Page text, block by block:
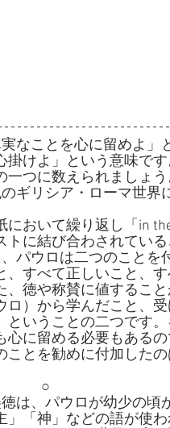
なことを心に留めよ」
けよ」という意味で
つに数えられましょ
ギリシア・ローマ世界
おいて繰り返し「in
トに結び合わされてい
パウロは二つのことを
、すべて正しいこと、
徳や称賛に値するこ
）から学んだこと、
いうことの二つです
に留める必要もある
とを勧めに付加した
○
は、パウロが幼少の頃
「神」などの語が使